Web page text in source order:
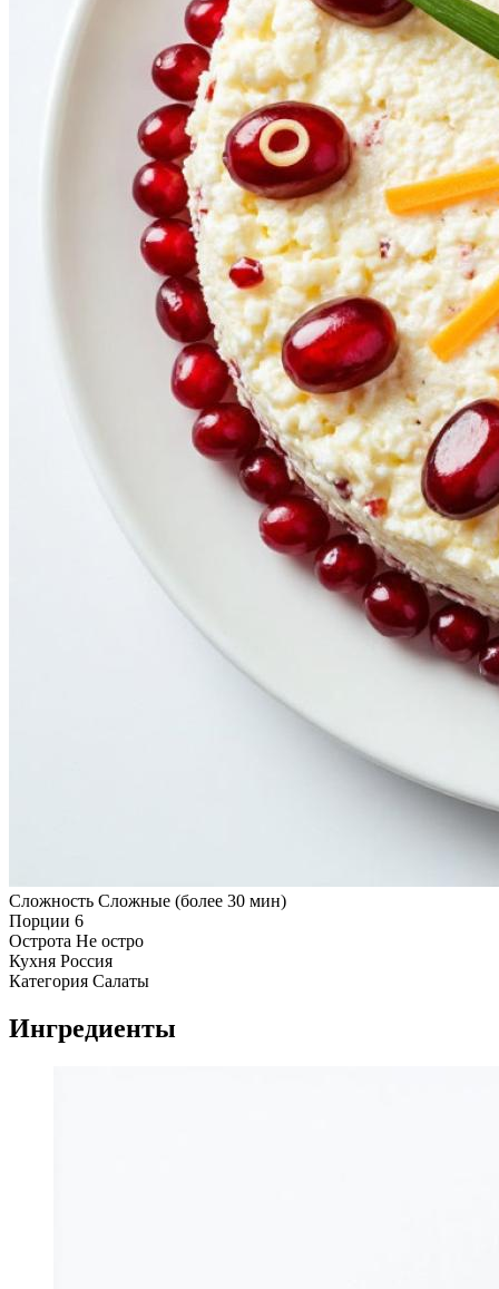
Сложность Сложные (более 30 мин)
Порции 6
Острота Не остро
Кухня Россия
Категория Салаты
Ингредиенты